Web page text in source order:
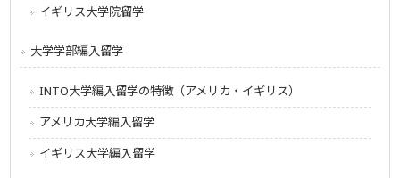
イギリス大学院留学
大学学部編入留学
INTO大学編入留学の特徴（アメリカ・イギリス）
アメリカ大学編入留学
イギリス大学編入留学